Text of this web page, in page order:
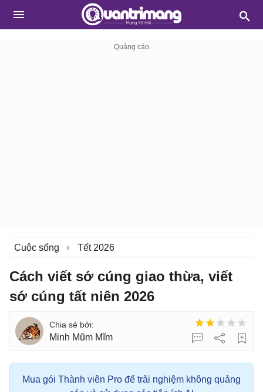
Cuộc sống Tết 2026
Cách viết sớ cúng giao thừa, viết
sớ cúng tất niên 2026
Minh Mũm Mĩm
Mua gói Thành viên Pro để trải nghiệm không quảng